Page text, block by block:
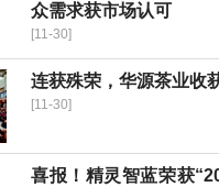
众需求获市场认可
[11-30]
连获殊荣，华源茶业收
[11-30]
喜报！精灵智蓝荣获